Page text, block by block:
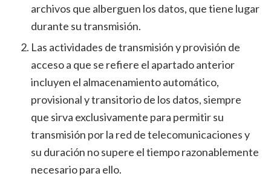
archivos que alberguen los datos, que tiene lugar
durante su transmisión.
Las actividades de transmisión y provisión de
acceso a que se refiere el apartado anterior
incluyen el almacenamiento automático,
provisional y transitorio de los datos, siempre
que sirva exclusivamente para permitir su
transmisión por la red de telecomunicaciones y
su duración no supere el tiempo razonablemente
necesario para ello.